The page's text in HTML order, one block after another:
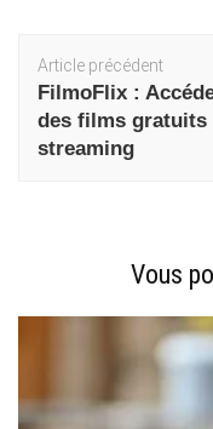
Navigation
d'article
Article précédent
FilmoFlix :
des films gratuits
streaming
Vous